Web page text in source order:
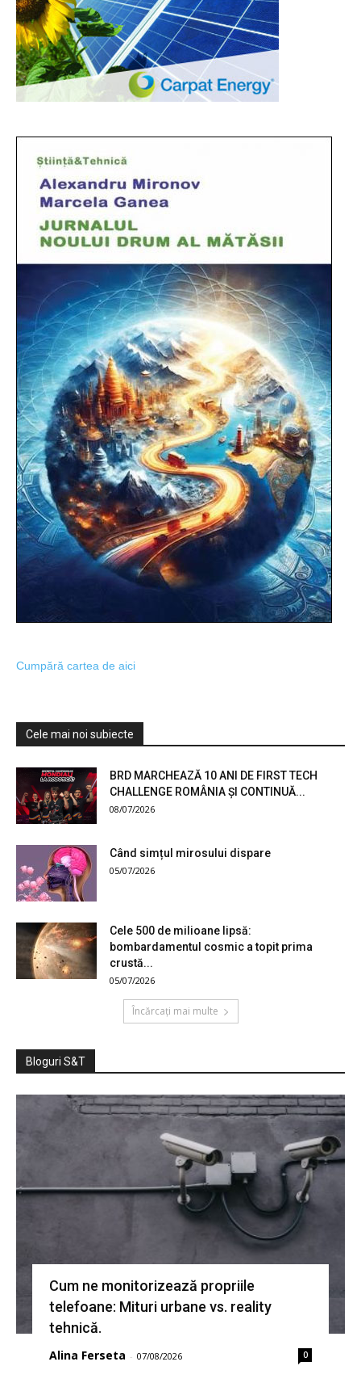
Cumpără cartea de aici
Cele mai noi subiecte
BRD MARCHEAZĂ 10 ANI DE FIRST TECH
CHALLENGE ROMÂNIA ȘI CONTINUĂ...
08/07/2026
Când simțul mirosului dispare
05/07/2026
Cele 500 de milioane lipsă:
bombardamentul cosmic a topit prima
crustă...
05/07/2026
Încărcați mai multe
Bloguri S&T
Cum ne monitorizează propriile
telefoane: Mituri urbane vs. reality
tehnică.
Alina Ferseta - 07/08/2026 0